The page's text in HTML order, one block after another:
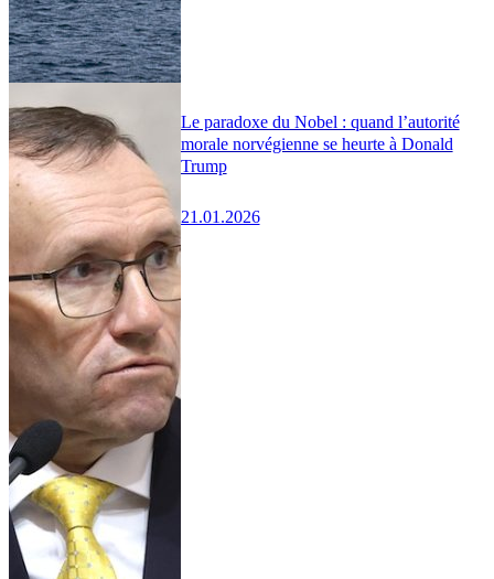
Le paradoxe du Nobel : quand l’autorité
morale norvégienne se heurte à Donald
Trump
21.01.2026